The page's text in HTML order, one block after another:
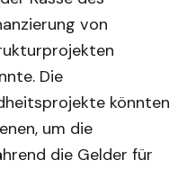
von
Die
könnten
um die
die Gelder für